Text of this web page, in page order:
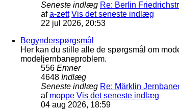
Seneste indlæg Re: Berlin
afa-zett Vis det seneste indlæg
22 jul 2026, 20:53
Begynderspørgsmål
Her kan du stille alle de spørgsmål om
modeljernbaneproblem.
556 Emner
4648 Indlæg
Seneste indlæg Re: Märklin
af moppe Vis det seneste indlæg
04 aug 2026, 18:59